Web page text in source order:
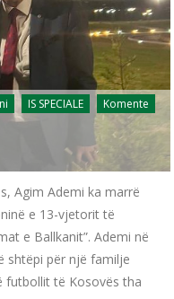
IS SPECIALE
Komente
Agim Ademi ka marrë
e 13-vjetorit të
e Ballkanit”. Ademi në
shtëpi për një familje
futbollit të Kosovës tha